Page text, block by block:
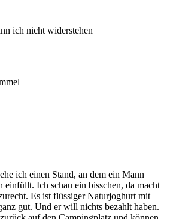
ich nicht widerstehen
ich einen Stand, an dem ein Mann
einfüllt. Ich schau ein bisschen, da macht
Es ist flüssiger Naturjoghurt mit
gut. Und er will nichts bezahlt haben.